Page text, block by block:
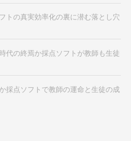
トの真実効率化の裏に潜む落とし穴
代の終焉か採点ソフトが教師も生徒
採点ソフトで教師の運命と生徒の成